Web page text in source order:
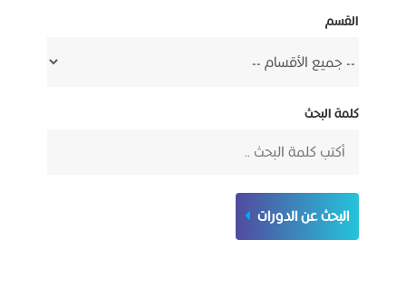
القسم
كلمة البحث
البحث عن الدورات